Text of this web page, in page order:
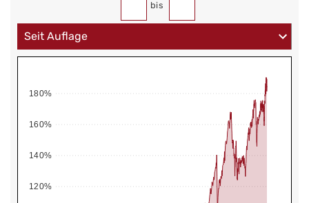
bis
120%
140%
160%
180%